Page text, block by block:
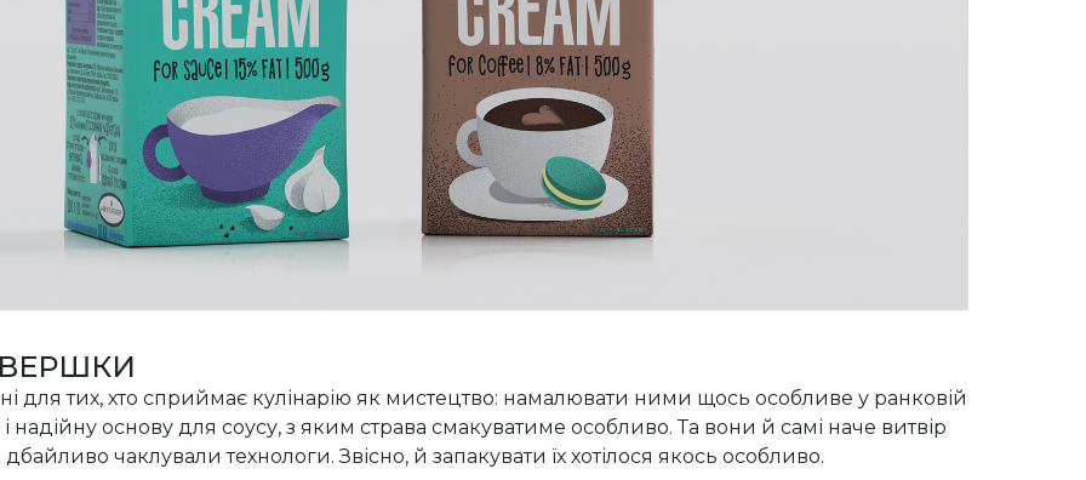
для тих, хто сприймає кулінарію як мистецтво: намалювати ними щось особливе у ранковій
і надійну основу для соусу, з яким страва смакуватиме особливо. Та вони й самі наче витвір
чаклували технологи. Звісно, й запакувати їх хотілося якось особливо.